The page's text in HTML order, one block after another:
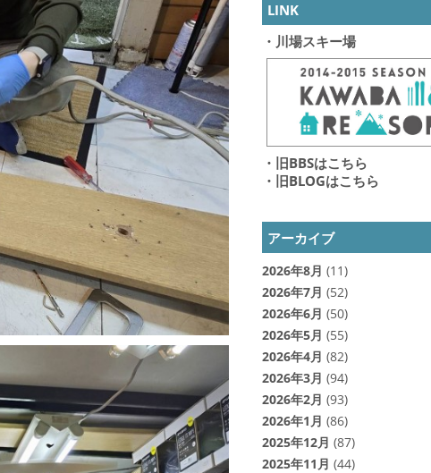
LINK
・川場スキー場
・旧BBSはこちら
・旧BLOGはこちら
アーカイブ
2026年8月 (11)
2026年7月 (52)
2026年6月 (50)
2026年5月 (55)
2026年4月 (82)
2026年3月 (94)
2026年2月 (93)
2026年1月 (86)
2025年12月 (87)
2025年11月 (44)